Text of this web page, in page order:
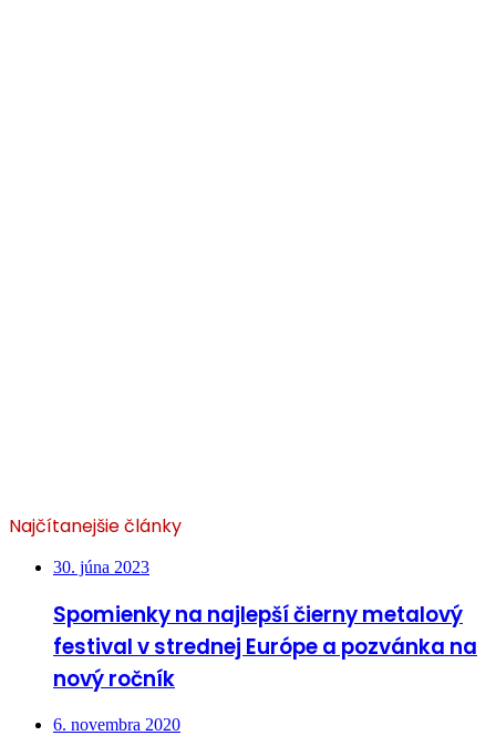
Najčítanejšie články
30. júna 2023
Spomienky na najlepší čierny metalový
festival v strednej Európe a pozvánka na
nový ročník
6. novembra 2020